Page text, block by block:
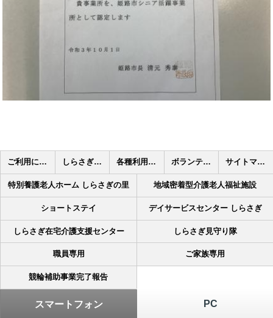
ご利用について しらさぎの里 栄養課 各種利用申込書 ボランティア募集 サイトマップ
特別養護老人ホーム しらさぎの里 地域密着型介護老人福祉施設
ショートステイ デイサービスセンター しらさぎ
しらさぎ在宅介護支援センター しらさぎ見守り隊
職員専用 ご家族専用
競輪補助事業完了報告
PC
スマートフォン